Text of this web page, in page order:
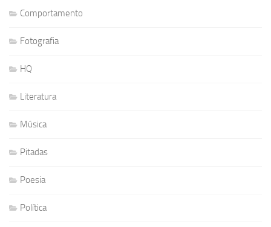
Comportamento
Fotografia
HQ
Literatura
Música
Pitadas
Poesia
Política